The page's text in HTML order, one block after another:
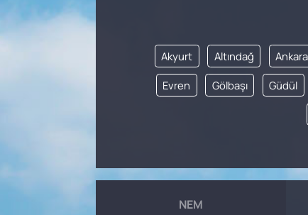
Akyurt Altındağ Ankara
Evren Gölbaşı Güdül
NEM
SAĞLIK